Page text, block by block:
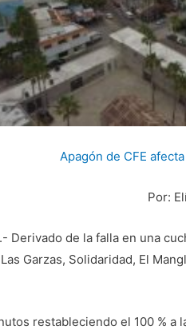
Apagón de CFE
Por:
Derivado de la falla en una
Garzas, Solidaridad, El
restableciendo el 100 %